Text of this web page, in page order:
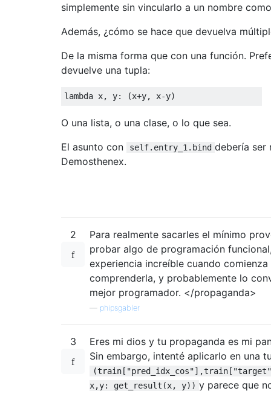
simplemente sin vincularlo a un nombre
Además, ¿cómo se hace que devuelva
De la misma forma que con una función.
devuelve una tupla:
lambda
O una lista, o una clase, o lo que sea.
El asunto con
self.entry_1.bind debería ser
Demosthenex.
2
Para realmente sacarles el mínimo
probar algo de programación
experiencia increíble cuando comienza
comprenderla, y probablemente lo
mejor programador. </propaganda>
phipsgabler
3
Eres mi dios y tu propaganda es mi
Sin embargo, intenté aplicarlo en una
x,y: get_result(x, y)) y parece que